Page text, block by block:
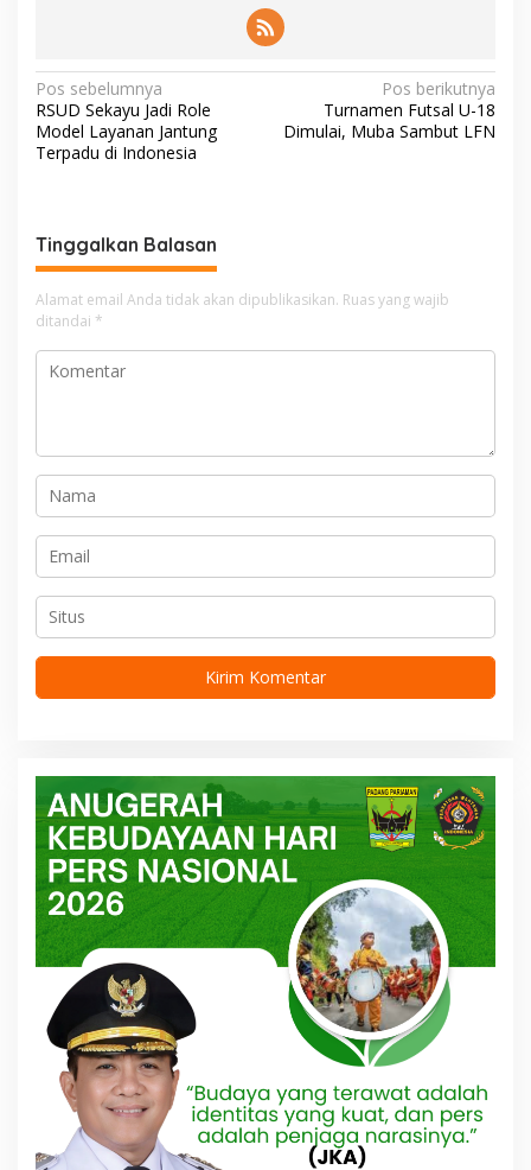
N
a
v
g
a
s
i
p
Pos sebelumnya
RSUD Sekayu Jadi Role
Model Layanan Jantung
Terpadu di Indonesia
Pos berikutnya
Turnamen Futsal U-18
Dimulai, Muba Sambut LFN
Tinggalkan Balasan
Alamat email Anda tidak akan dipublikasikan. Ruas yang wajib
ditandai *